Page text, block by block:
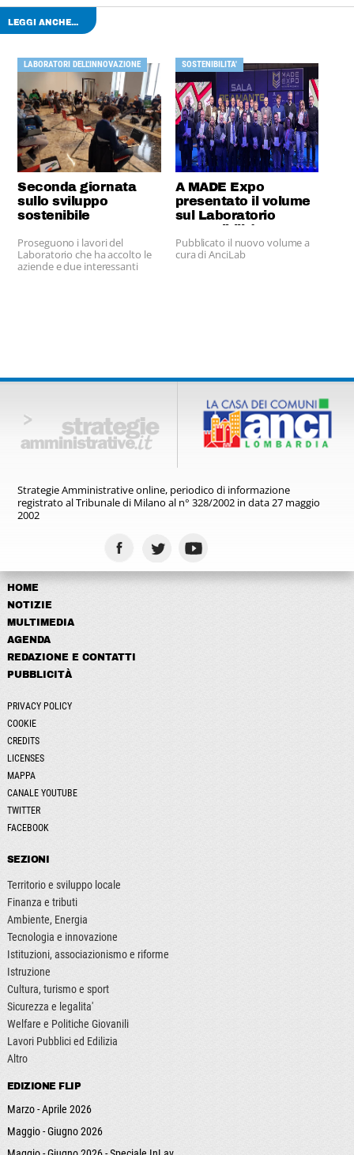
LEGGI ANCHE...
LABORATORI DELL'INNOVAZIONE
Seconda giornata
sullo sviluppo
sostenibile
Proseguono i lavori del
Laboratorio che ha accolto le
aziende e due interessanti
SOSTENIBILITA'
A MADE Expo
presentato il volume
sul Laboratorio
Sostenibilità 2025
Pubblicato il nuovo volume a
cura di AnciLab
Strategie Amministrative online, periodico di informazione
registratoal Tribunale di Milano al n° 328/2002 in data 27 maggio
2002
HOME
NOTIZIE
MULTIMEDIA
AGENDA
REDAZIONE E CONTATTI
PUBBLICITÀ
PRIVACY POLICY
COOKIE
CREDITS
LICENSES
MAPPA
CANALE YOUTUBE
TWITTER
FACEBOOK
SEZIONI
Territorio e sviluppo locale
Finanza e tributi
Ambiente, Energia
Tecnologia e innovazione
Istituzioni, associazionismo e riforme
Istruzione
Cultura, turismo e sport
Sicurezza e legalita'
Welfare e Politiche Giovanili
Lavori Pubblici ed Edilizia
Altro
EDIZIONE FLIP
Marzo - Aprile 2026
Maggio - Giugno 2026